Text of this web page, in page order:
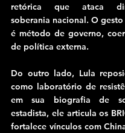
retórica que ataca
soberania nacional. O
é método de governo,
de política externa.
Do outro lado, Lula
como laboratório de
em sua biografia de
estadista, ele articula os
fortalece vínculos com